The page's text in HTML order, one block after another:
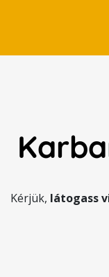
Kérjük, látogass